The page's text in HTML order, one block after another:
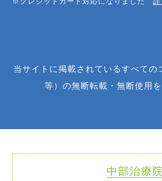
当サイトに掲載されているすべての
等）の無断転載・無断使用を
中部治療